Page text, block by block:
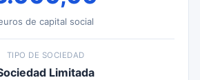
de capital social
TIPO DE SOCIEDAD
Limitada